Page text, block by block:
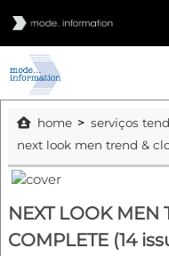
home
serviços
NEXT LOOK MEN
COMPLETE (14